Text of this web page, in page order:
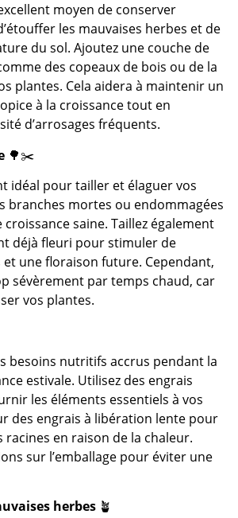
moyen de conserver
les mauvaises herbes et de
du sol. Ajoutez une couche de
des copeaux de bois ou de la
plantes. Cela aidera à maintenir un
à la croissance tout en
d’arrosages fréquents.
🌳✂️
idéal pour tailler et élaguer vos
branches mortes ou endommagées
saine. Taillez également
déjà fleuri pour stimuler de
et une floraison future. Cependant,
sévèrement par temps chaud, car
vos plantes.
besoins nutritifs accrus pendant la
estivale. Utilisez des engrais
les éléments essentiels à vos
des engrais à libération lente pour
en raison de la chaleur.
sur l’emballage pour éviter une
herbes 🪴